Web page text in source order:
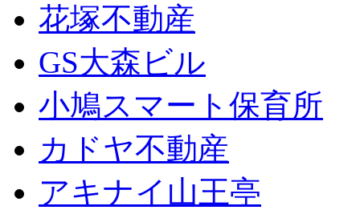
花塚不動産
GS大森ビル
小鳩スマート保育所
カドヤ不動産
アキナイ山王亭